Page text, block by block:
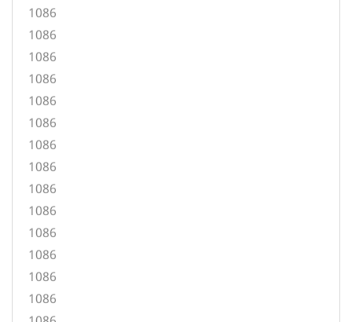
1086
1086
1086
1086
1086
1086
1086
1086
1086
1086
1086
1086
1086
1086